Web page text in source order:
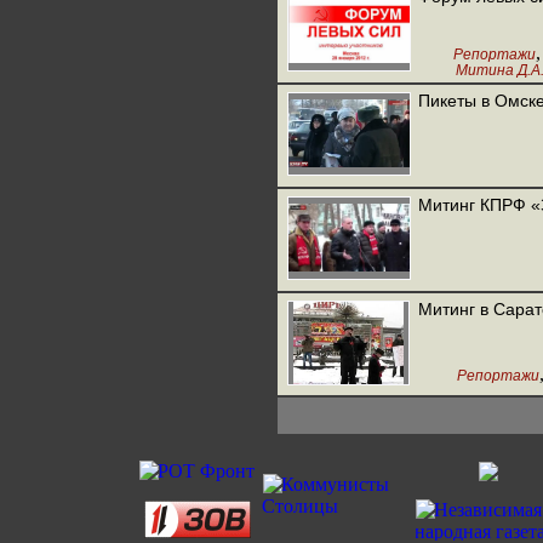
Репортажи
Митина Д.А.
Пикеты в
Митинг КПРФ
Митинг в
Репортажи